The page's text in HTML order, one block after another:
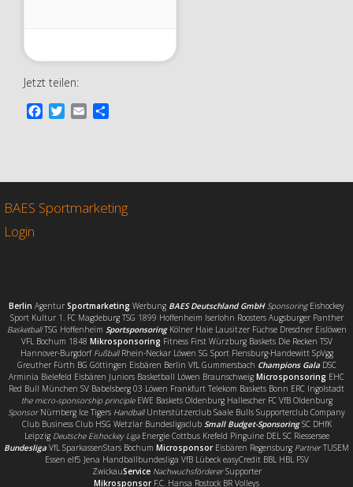
Jetzt teilen:
o
k
r
BAES Sportmarketing
Login
Berlin Agentur Sportmarketing Werbung BAES Deutschland GmbH SponsoringEishockey
Sport Kultur 1. FC Magdeburg TSG 1899 Hoffenheim Iserlohn Roosters Augsburger Panther
BasketballTSG Hoffenheim SportsponsoringKölner Haie Lausitzer Füchse Dresdner Eislöwen
VFL Bochum 1848 Mikrosponsoring Fitness First Würzburg Baskets Die Recken TSV
Hannover-Burgdorf FußballRhein-Neckar Löwen SG Sport Flensburg-Handewitt SpVgg
Greuther Fürth BG Göttingen Eisbären Berlin VfL Gummersbach Champions GalaDSC
Arminia Bielefeld Eisbären Juniors Basketball Löwen Braunschweig Microsponsoring EHC
Red Bull München SV Babelsberg 03 Löwen Frankfurt Telekom Baskets Bonn ERC Ingolstadt
the micro-sponsorship principleEWE Baskets Oldenburg Hallescher FC VfB Oldenburg
SponsorNürnberg Ice Tigers HandballUnterstützerclub Saale Bulls Supporterclub Company
Club Business Club HSG Wetzlar Bundesligaclub Small Budget-SponsoringSC DHfK
Leipzig Deutsche Eishockey LigaEnergie Cottbus Krefeld Pinguine DEL SC Riessersee
Bundesliga VfL SparkassenStars Bochum MicrosponsorEisbären Regensburg PartnerTUSEM
Essen elf5 Jena Handballbundesliga VfB Lübeck easyCredit BBL HBL FSV
ZwickauService NachwuchsfördererSupporter
MikrosponsorF.C. Hansa Rostock BR Volleys